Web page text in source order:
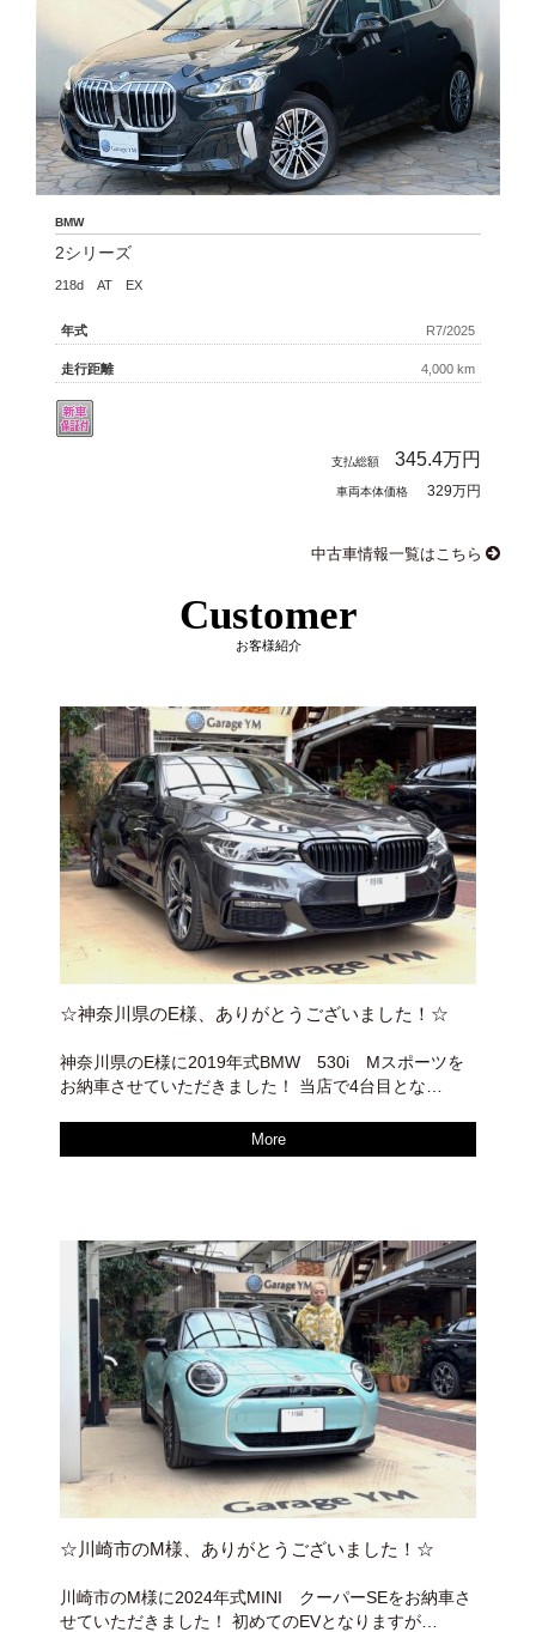
BMW
2シリーズ
218d AT EX
年式 R7/2025
走行距離 4,000 km
支払総額 345.4万円
車両本体価格 329万円
中古車情報一覧はこちら
Customer
お客様紹介
☆神奈川県のE様、ありがとうございました！☆
神奈川県のE様に2019年式BMW 530i Mスポーツを
お納車させていただきました！ 当店で4台目とな…
More
☆川崎市のM様、ありがとうございました！☆
川崎市のM様に2024年式MINI クーパーSEをお納車さ
せていただきました！ 初めてのEVとなりますが…